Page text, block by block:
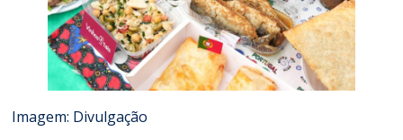
Imagem: Divulgação